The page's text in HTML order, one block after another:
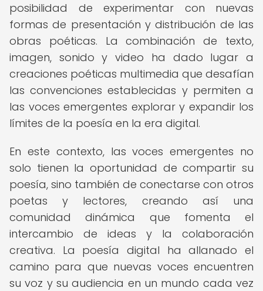
posibilidad de experimentar con nuevas
formas de presentación y distribución de las
obras poéticas. La combinación de texto,
imagen, sonido y video ha dado lugar a
creaciones poéticas multimedia que desafían
las convenciones establecidas y permiten a
las voces emergentes explorar y expandir los
límites de la poesía en la era digital.
En este contexto, las voces emergentes no
solo tienen la oportunidad de compartir su
poesía, sino también de conectarse con otros
poetas y lectores, creando así una
comunidad dinámica que fomenta el
intercambio de ideas y la colaboración
creativa. La poesía digital ha allanado el
camino para que nuevas voces encuentren
su voz y su audiencia en un mundo cada vez